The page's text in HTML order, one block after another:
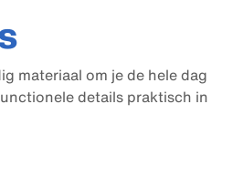
materiaal om je de hele dag
details praktisch in